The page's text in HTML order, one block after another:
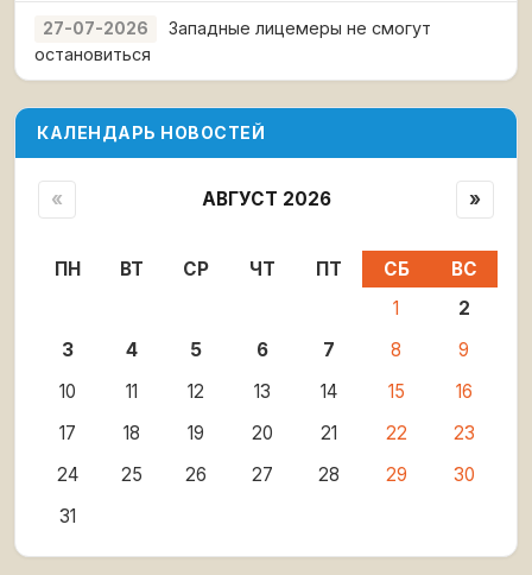
27-07-2026
Западные лицемеры не смогут
остановиться
КАЛЕНДАРЬ НОВОСТЕЙ
« АВГУСТ 2026 »
ПН ВТ СР ЧТ ПТ СБ
ВС
1
2
3
4 5 6 7 8
9
10
11 12 13 14 15
16
17
18 19 20 21 22
23
24
25 26 27 28 29
30
31